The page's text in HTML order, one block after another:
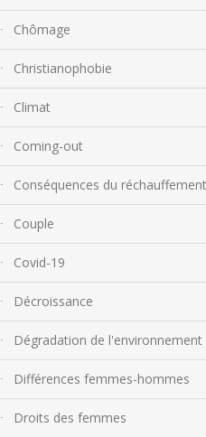
Chômage
Christianophobie
Climat
Coming-out
Conséquences du réchauffement
Couple
Covid-19
Décroissance
Dégradation de l'environnement
Différences femmes-hommes
Droits des femmes